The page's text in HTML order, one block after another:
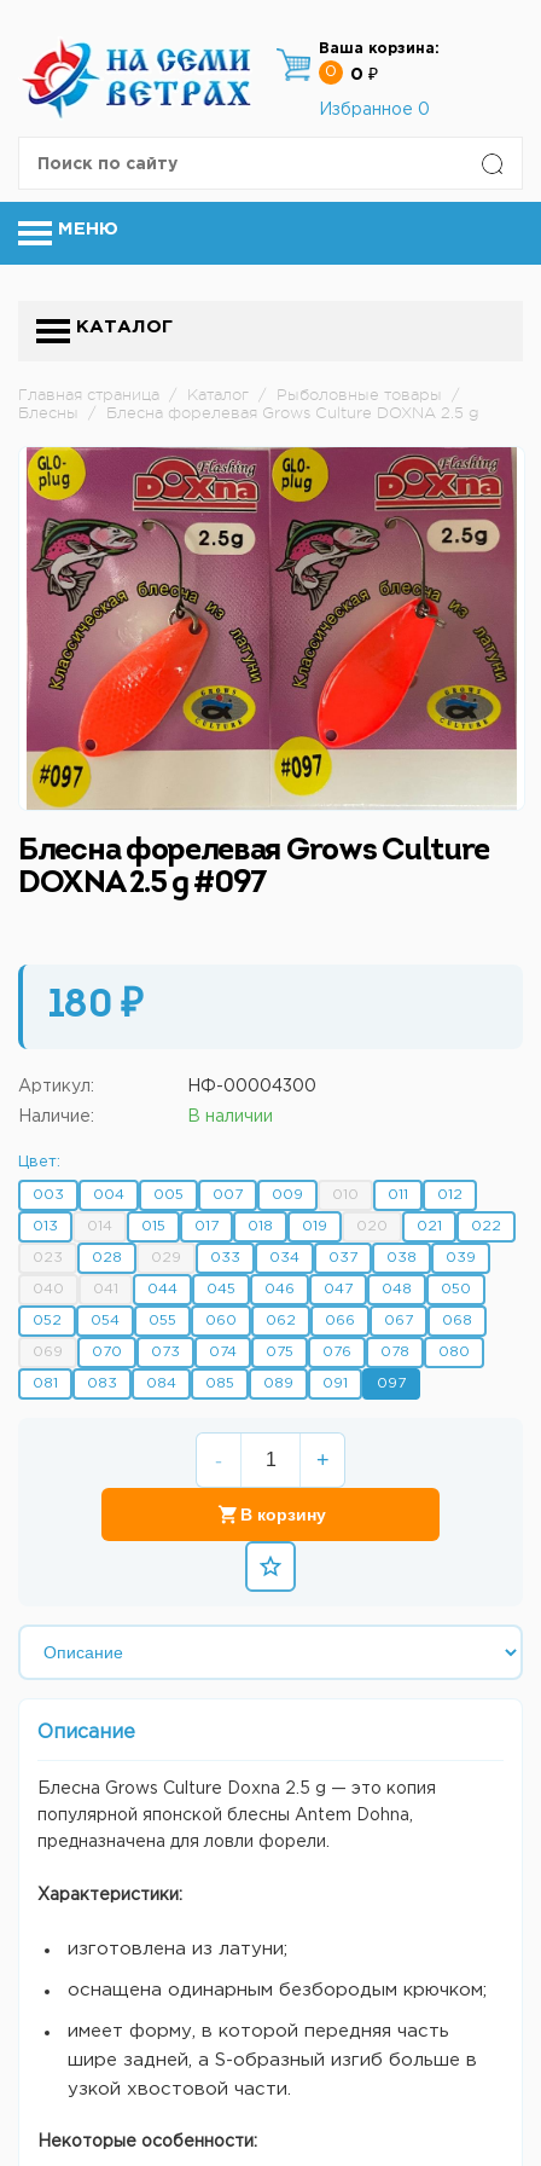
Ваша корзина:
0
0 ₽
Избранное 0
МЕНЮ
КАТАЛОГ
Главная страница / Каталог / Рыболовные товары
/
Блесны
/ Блесна форелевая Grows Culture DOXNA 2.5 g
Блесна форелевая Grows Culture
DOXNA 2.5 g #097
180 ₽
Артикул: НФ-00004300
Наличие: В наличии
Цвет:
003 004 005 007 009 010 011 012
013 014 015 017 018 019 020 021 022
023 028 029 033 034 037 038 039
040 041 044 045 046 047 048 050
052 054 055 060 062 066 067 068
069 070 073 074 075 076 078 080
081 083 084 085 089 091 097
- +
В корзину
Описание
Блесна Grows Culture Doxna 2.5 g — это копия
популярной японской блесны Antem Dohna,
предназначена для ловли форели.
Характеристики:
изготовлена из латуни;
оснащена одинарным безбородым крючком;
имеет форму, в которой передняя часть
шире задней, а S-образный изгиб больше в
узкой хвостовой части.
Некоторые особенности: